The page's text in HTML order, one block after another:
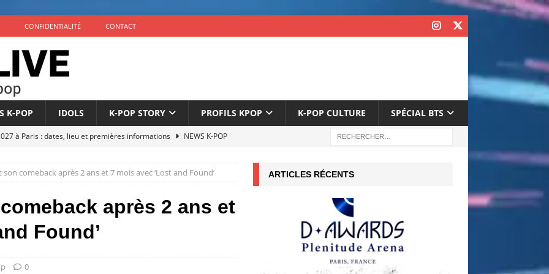
CONFIDENTIALITÉ CONTACT
K-POP IDOLS K-POP STORY PROFILS KPOP K-POP CULTURE SPÉCIAL BTS
à Paris : dates, lieu et premières informations
NEWS K-POP
son comeback avec l’EP ‘The Phase’ le 4 septembre
son retour à 9 membres sous un nouveau label
son comeback après 2 ans et 7 mois avec ‘Lost and Found’
après 2 ans et
Found’
0
ARTICLES RÉCENTS